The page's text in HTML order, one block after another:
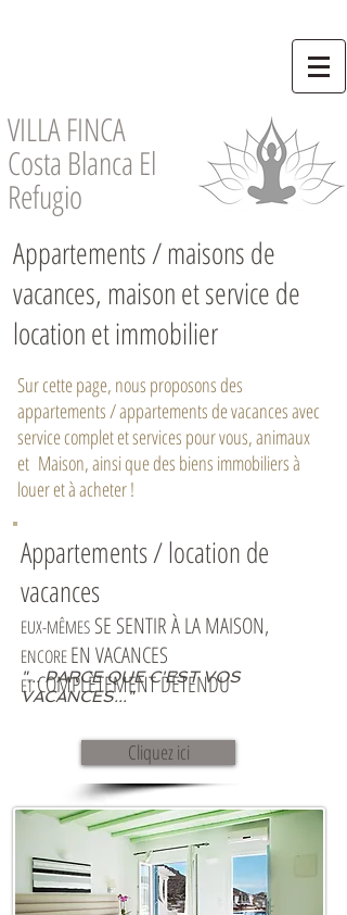
VILLA FINCA
Costa Blanca El
Refugio
Appartements / maisons de
vacances, maison et service de
location et immobilier
Sur cette page, nous proposons des
appartements / appartements de vacances avec
service complet et services pour vous, animaux
et Maison, ainsi que des biens immobiliers à
louer et à acheter !
Appartements / location de
vacances
EUX-MÊMES SE SENTIR À LA MAISON,
ENCOREEN VACANCES
ETCOMPLÈTEMENTDÉTENDU
"... PARCE QUE C'EST VOS
VACANCES..."
Cliquez ici